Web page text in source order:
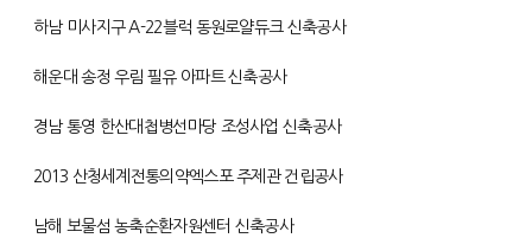
하남 미사지구 A-22블럭 동원로얄듀크 신축공사
해운대 송정 우림 필유 아파트 신축공사
경남 통영 한산대첩병선마당 조성사업 신축공사
2013 산청세계전통의약엑스포 주제관 건립공사
남해 보물섬 농축순환자원센터 신축공사